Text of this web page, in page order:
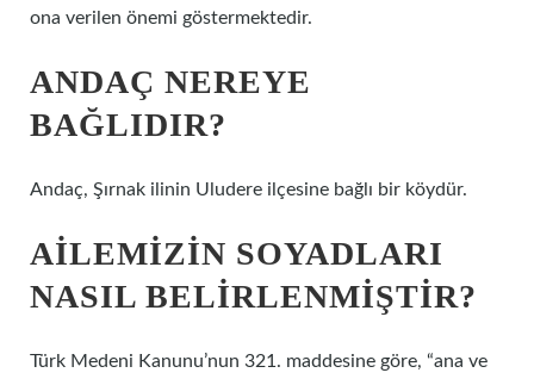
ona verilen önemi göstermektedir.
ANDAÇ NEREYE
BAĞLIDIR?
Andaç, Şırnak ilinin Uludere ilçesine bağlı bir köydür.
AILEMIZIN SOYADLARI
NASIL BELIRLENMIŞTIR?
Türk Medeni Kanunu’nun 321. maddesine göre, “ana ve